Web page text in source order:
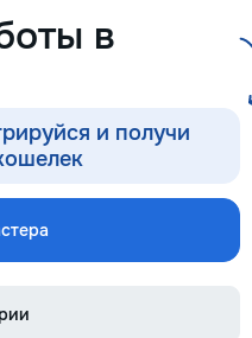
кухонных
гардеробных,
входных и
дверей — резные
фасады,
конструкции:
обработка,
массивом,
Подбираю цвет и
в
и получи